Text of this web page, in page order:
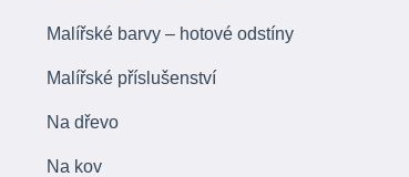
Malířské barvy – hotové odstíny
Malířské příslušenství
Na dřevo
Na kov